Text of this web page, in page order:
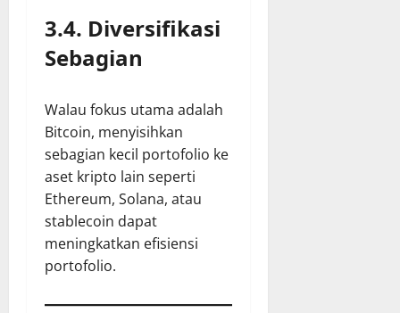
3.4. Diversifikasi
Sebagian
Walau fokus utama adalah
Bitcoin, menyisihkan
sebagian kecil portofolio ke
aset kripto lain seperti
Ethereum, Solana, atau
stablecoin dapat
meningkatkan efisiensi
portofolio.